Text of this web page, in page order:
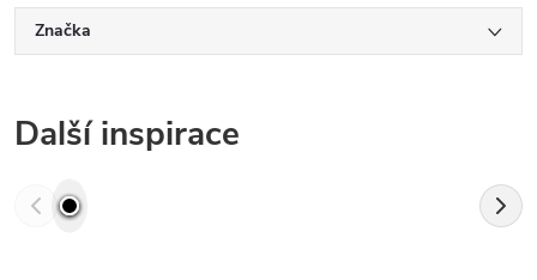
Značka
Další inspirace